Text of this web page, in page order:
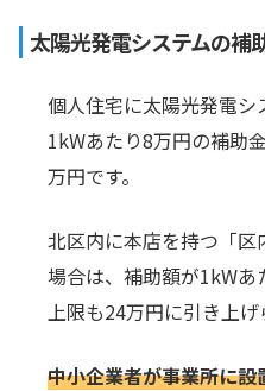
太陽光発電システムの補
個人住宅に太陽光発電シ
1kWあたり8万円の補助
万円です。
北区内に本店を持つ「
場合は、補助額が1kWあ
上限も24万円に引き上げ
中小企業者が事業所に